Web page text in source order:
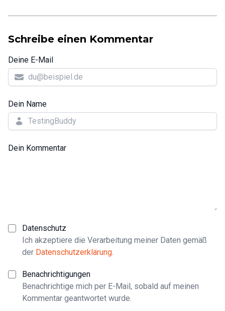
Schreibe einen Kommentar
Deine E-Mail
Dein Name
Dein Kommentar
Datenschutz
Ich akzeptiere die Verarbeitung meiner Daten gemäß
der Datenschutzerklärung.
Benachrichtigungen
Benachrichtige mich per E-Mail, sobald auf meinen
Kommentar geantwortet wurde.